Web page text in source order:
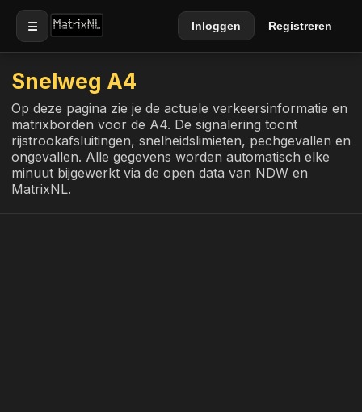
☰ Inloggen Registreren
Snelweg A4
Op deze pagina zie je de actuele verkeersinformatie en
matrixborden voor de A4. De signalering toont
rijstrookafsluitingen, snelheidslimieten, pechgevallen en
ongevallen. Alle gegevens worden automatisch elke
minuut bijgewerkt via de open data van NDW en
MatrixNL.